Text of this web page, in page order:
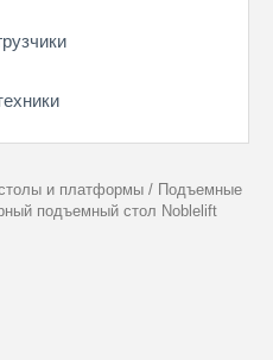
и платформы / Подъемные
подъемный стол Noblelift